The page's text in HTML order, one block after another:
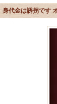
身代金は誘拐です